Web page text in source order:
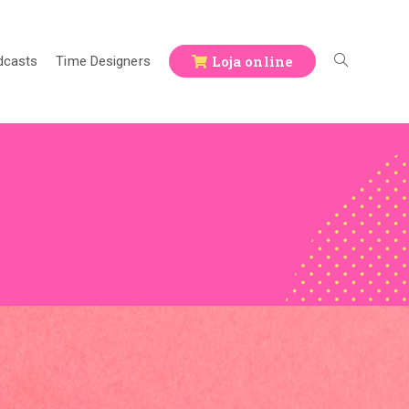
Time Designers Loja online